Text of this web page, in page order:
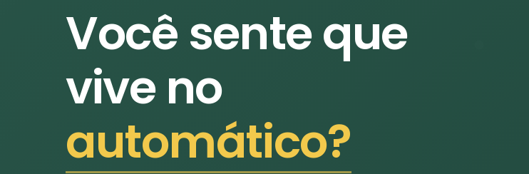
Você sente que
vive no
automático?